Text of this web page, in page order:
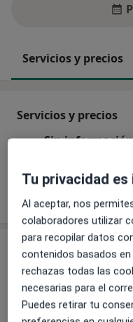
Servicios y precios
Servicios y precios
Sin
Consultas (6)
Dirección 1
Tu privacidad
Al aceptar, nos
colaboradores utilizar
para recopilar datos
contenidos basados
rechazas todas las
necesarias para el
Puedes retirar tu